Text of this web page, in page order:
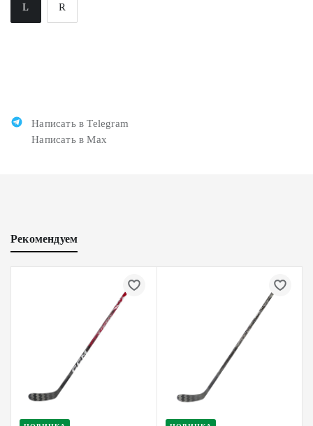
L R
Написать в Telegram
Написать в Max
Рекомендуем